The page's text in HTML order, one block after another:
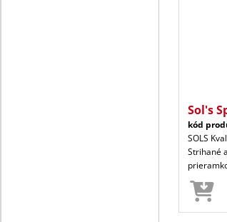
Sol's
kód
SOLS
Strihané